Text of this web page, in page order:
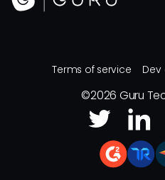
Terms of service
©2026 Guru